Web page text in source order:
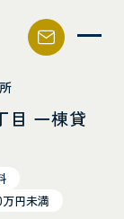
ダー
目 一棟貸
円未満